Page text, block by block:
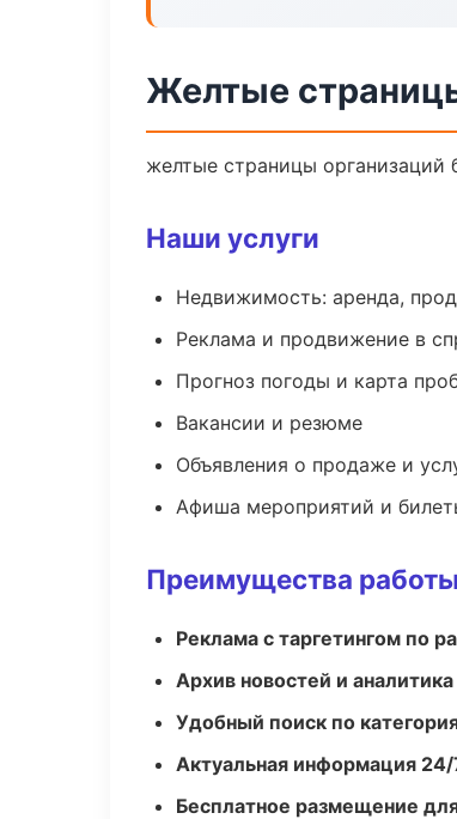
Желтые
желтые страницы организаций
Наши услуги
Недвижимость: аренда,
Реклама и продвижение в
Прогноз погоды и карта
Вакансии и резюме
Объявления о продаже и
Афиша мероприятий и
Преимущества
Реклама с таргетингом по
Архив новостей и аналитика
Удобный поиск по
Актуальная информация
Бесплатное размещение